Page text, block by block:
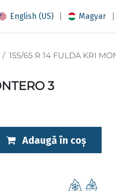
English (US) | Magyar |
155/65 R 14 FULDA KRI
3
Adaugă în coș